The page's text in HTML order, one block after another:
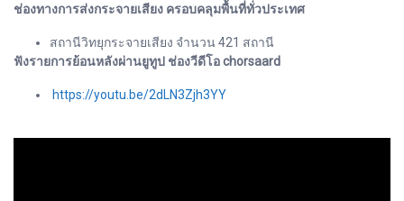
ช่องทางการส่งกระจายเสียง ครอบคลุมพื้นที่ทั่วประเทศ
สถานีวิทยุกระจายเสียง จำนวน 421 สถานี
ฟังรายการย้อนหลังผ่านยูทูป ช่องวีดีโอ chorsaard
https://youtu.be/2dLN3Zjh3YY